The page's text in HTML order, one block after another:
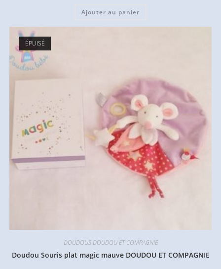
Ajouter au panier
ÉPUISÉ
DOUDOUS DOUDOU ET COMPAGNIE
Doudou Souris plat magic mauve DOUDOU ET COMPAGNIE